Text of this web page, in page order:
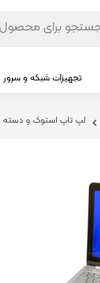
تجهیزات شبکه و سرور
لپ تاپ استوک و